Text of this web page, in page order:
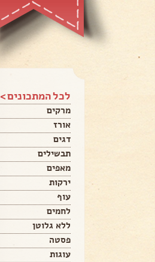
לכל המתכונים >
מרקים
אורז
דגים
תבשילים
מאפים
ירקות
עוף
לחמים
ללא גלוטן
פסטה
עוגות